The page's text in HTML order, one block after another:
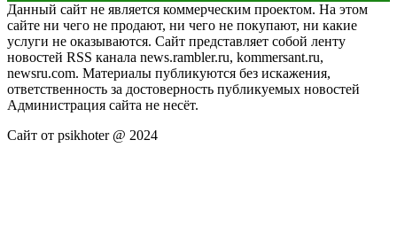
Данный сайт не является коммерческим проектом. На этом
сайте ни чего не продают, ни чего не покупают, ни какие
услуги не оказываются. Сайт представляет собой ленту
новостей RSS канала news.rambler.ru, kommersant.ru,
newsru.com. Материалы публикуются без искажения,
ответственность за достоверность публикуемых новостей
Администрация сайта не несёт.
Сайт от psikhoter @ 2024